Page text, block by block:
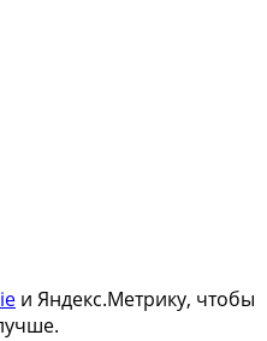
и Яндекс.Метрику, чтобы